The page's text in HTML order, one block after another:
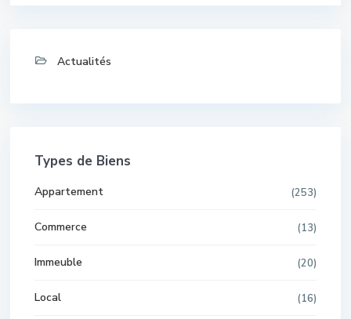
Actualités
Types de Biens
Appartement (253)
Commerce (13)
Immeuble (20)
Local (16)